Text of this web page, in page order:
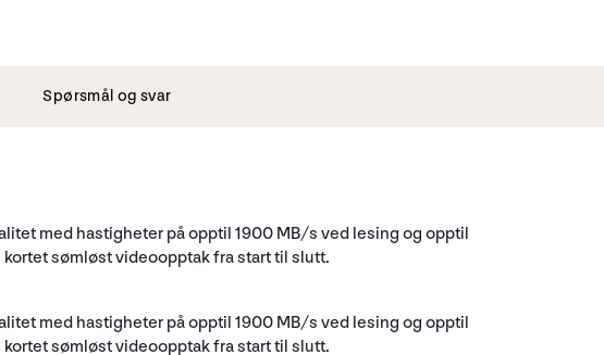
Spørsmål og svar
med hastigheter på opptil 1900 MB/s ved lesing og opptil
sømløst videoopptak fra start til slutt.
med hastigheter på opptil 1900 MB/s ved lesing og opptil
sømløst videoopptak fra start til slutt.